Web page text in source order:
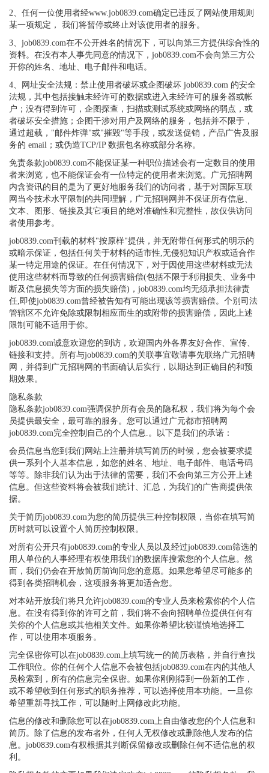
2、任何一位使用者经www.job0839.com确定已违反了网站使用规则
某一项规定， 我们将暂停或终止对该使用者的服务。
3、job0839.com在不公开姓名的情况下，可以向第三方提供综合性的
资料。在没有本人事先同意的情况下，job0839.com不会向第三方公
开你的姓名、地址、电子邮件和电话。
4、网址安全法规：禁止使用者破坏或企图破坏 job0839.com 的安全
法规，其中包括接触未经许可的数据或进入未经许可的服务器或帐
户；没有得到许可，企图探查，扫描或测试系统或网络的弱点，或
者破坏安全措施；企图干涉对用户及网络的服务，包括并不限于，
通过超载，"邮件炸弹"或"摧毁"等手段，或发送促销，产品广告及服
务的 email；或伪造TCP/IP 数据包名称或部分名称。
免责条款job0839.com不能保证某一种职位描述会有一定数目的使用
者来浏览，也不能保证会有一位特定的使用者来浏览。广元招聘网
内含资讯的目的是为了更好地服务我们的访问者，基于对国际互联
网当今技术水平限制的共同理解，广元招聘网并不保证所有信息、
文本、图形、链接及其它项目的绝对准确性和完整性，故仅供访问
者使用参考。
job0839.com刊载的材料"按原样"提供，并无附带任何形式的明示的
或暗示保证，包括任何关于材料的适市性,无侵犯知识产权或适合作
某一特定用途的保证。在任何情况下，对于因使用这些材料或无法
使用这些材料而导致的任何损害赔偿(包括不限于利润损失、业务中
断及信息损失等方面的损失赔偿)，job0839.com均无须承担法律责
任,即使job0839.com曾经被告知有可能出现该等损害赔偿。个别司法
管辖区不允许免除或限制相应而生的或附带的损害赔偿，因此上述
限制可能不适用于你。
job0839.com诚意欢迎您的到访，欢迎国内外各界友好合作、宣传、
链接和支持。所有与job0839.com的关联事宜敬请事先联络广元招聘
网，并得到广元招聘网的书面确认后实行，以期达到正确目的和预
期效果。
隐私条款
隐私条款job0839.com强调保护所有会员的隐私权，我们将为每个会
员提供最安全，最可靠的服务。您可以通过广元都市招聘网
job0839.com完全控制自己的个人信息.。以下是我们的承诺：
会员信息当您到我们网站上注册并填写简历的时候，您会被要求提
供一系列个人基本信息，如您的姓名、地址、电子邮件、电话号码
等等。除非我们认为出于法律的需要，我们不会向第三方公开上述
信息。但这些资料将会被我们统计、汇总，为我们的广告商提供依
据。
关于简历job0839.com为您的简历提供三种控制权限，当你在填写简
历时就可以设置个人简历控制权限。
对所有公开只有job0839.com的专业人员以及经过job0839.com筛选的
用人单位的人事经理有权使用我们的数据库搜索您的个人信息。然
而，我们仍会在开放简历前询问您的意愿。如果您希望尽可能多的
得到各类招聘机会，这项服务将更加适合您。
对本站开放我们将只允许job0839.com的专业人员来检索你的个人信
息。在没有得到你的许可之前，我们将不会向招聘单位提供任何有
关你的个人信息或其他相关文件。如果你希望比较谨慎地选择工
作，可以使用本项服务。
完全保密你可以在job0839.com上填写统一的简历表格，并自行查找
工作职位。你的任何个人信息不会被包括job0839.com在内的其他人
员检索到，所有的信息完全保密。如果你刚刚得到一份新的工作，
或不希望收到任何形式的职务推荐，可以选择使用本功能。一旦你
希望重新寻找工作，可以随时上网修改此功能。
信息的修改和删除您可以在job0839.com上自由修改您的个人信息和
简历。除了信息的发布者外，任何人无权修改或删除他人发布的信
息。job0839.com有权根据其判断保留修改或删除任何不适信息的权
利。